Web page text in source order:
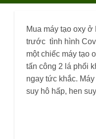
Mua máy tạo oxy
trước tình hình
một chiếc máy tạo
tấn công 2 lá phổi
ngay tức khắc.
suy hô hấp, hen